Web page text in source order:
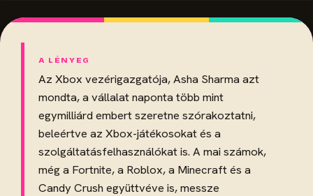
Az Xbox vezérigazgatója, Asha Sharma azt
mondta, a vállalat naponta több mint
egymilliárd embert szeretne szórakoztatni,
beleértve az Xbox-játékosokat és a
szolgáltatásfelhasználókat is. A mai számok,
még a Fortnite, a Roblox, a Minecraft és a
Candy Crush együttvéve is, messze